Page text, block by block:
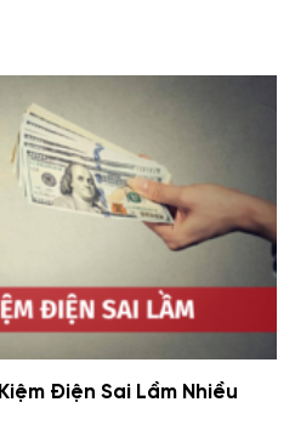
Điện Sai Lầm Nhiều